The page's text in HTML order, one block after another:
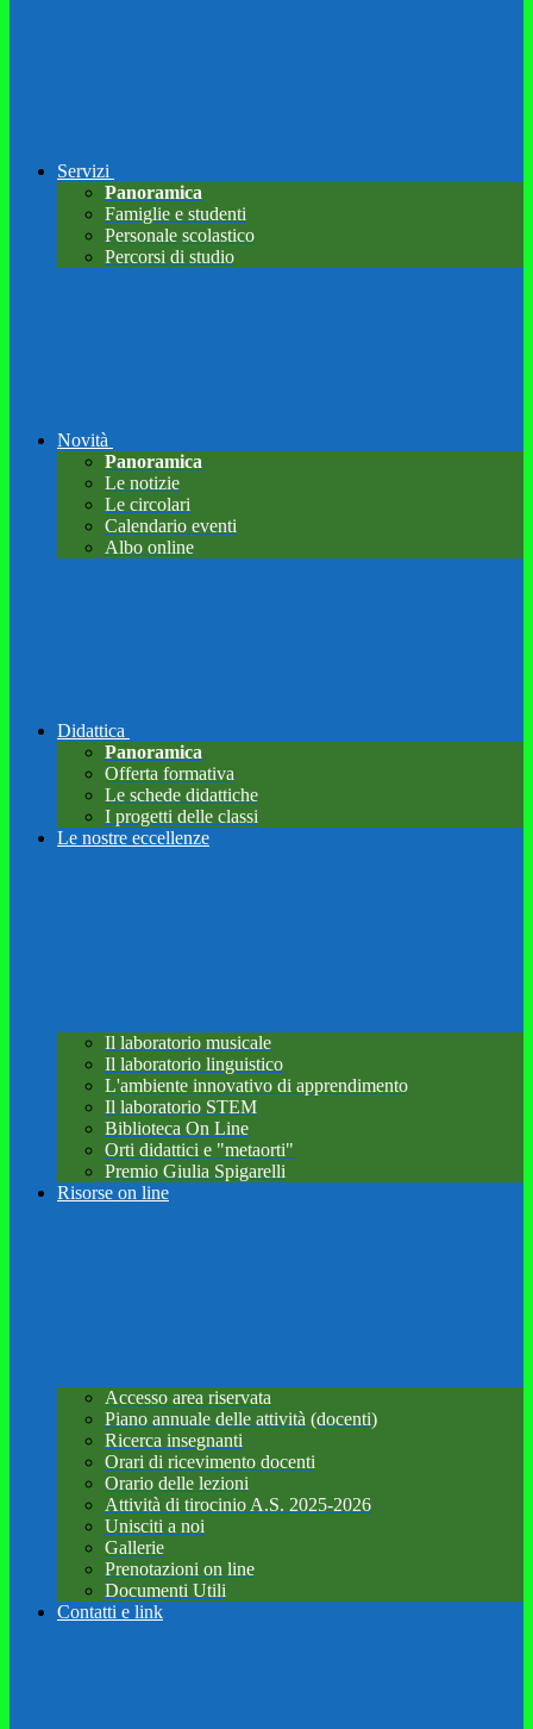
Servizi
Panoramica
Famiglie e studenti
Personale scolastico
Percorsi di studio
Novità
Panoramica
Le notizie
Le circolari
Calendario eventi
Albo online
Didattica
Panoramica
Offerta formativa
Le schede didattiche
I progetti delle classi
Le nostre eccellenze
Il laboratorio musicale
Il laboratorio linguistico
L'ambiente innovativo di apprendimento
Il laboratorio STEM
Biblioteca On Line
Orti didattici e "metaorti"
Premio Giulia Spigarelli
Risorse on line
Accesso area riservata
Piano annuale delle attività (docenti)
Ricerca insegnanti
Orari di ricevimento docenti
Orario delle lezioni
Attività di tirocinio A.S. 2025-2026
Unisciti a noi
Gallerie
Prenotazioni on line
Documenti Utili
Contatti e link